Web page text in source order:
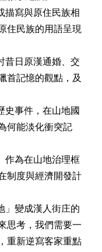
描寫與原住民族相
住民族的用語呈現
昔日原漢通婚、交
首記憶的觀點，及
史事件，在山地國
何能淡化衝突記
作為在山地治理框
制度與經濟開發計
」變成漢人街庄的
思考，我們需要一
重新逆寫客家重點